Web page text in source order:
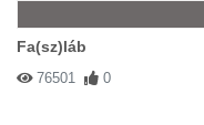
Fa(sz)láb
76501 0